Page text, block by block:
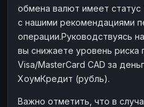
обмена валют имеет статус
с нашими рекомендациями
операции.Руководствуясь
вы снижаете уровень риска
Visa/MasterCard CAD за
ХоумКредит (рубль).
Важно отметить, что в